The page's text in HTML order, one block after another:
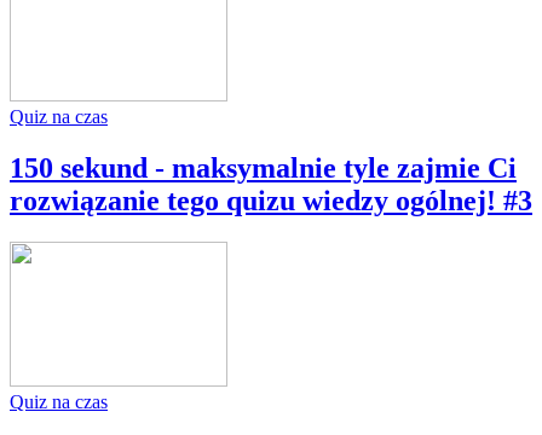
Quiz na czas
150 sekund - maksymalnie tyle zajmie Ci
rozwiązanie tego quizu wiedzy ogólnej! #3
Quiz na czas